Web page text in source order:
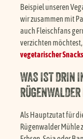
Beispiel unseren
wir zusammen mit
auch Fleischfans
verzichten
vegetarischer Snacks
WAS IST DRIN
Als Hauptzutat für
Rügenwalder Mühle